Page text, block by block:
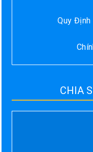
Quy Định
CHIA